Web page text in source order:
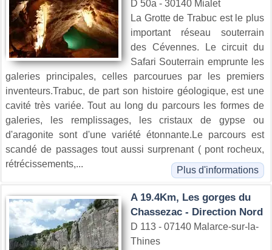
D 50a - 30140 Mialet
La Grotte de Trabuc est le plus
important réseau souterrain
des Cévennes. Le circuit du
Safari Souterrain emprunte les
galeries principales, celles parcourues par les premiers
inventeurs.Trabuc, de part son histoire géologique, est une
cavité très variée. Tout au long du parcours les formes de
galeries, les remplissages, les cristaux de gypse ou
d'aragonite sont d'une variété étonnante.Le parcours est
scandé de passages tout aussi surprenant ( pont rocheux,
rétrécissements,...
Plus d'informations
A 19.4Km, Les gorges du
Chassezac - Direction Nord
D 113 - 07140 Malarce-sur-la-
Thines